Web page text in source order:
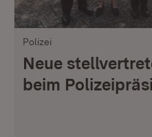
Polizei
Neue
beim